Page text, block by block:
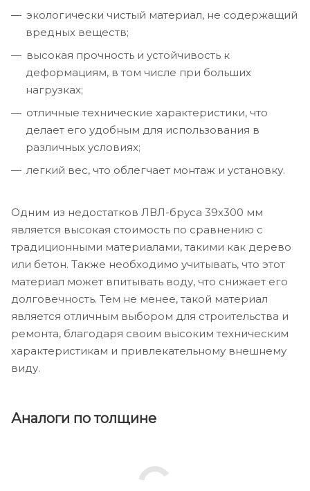
экологически чистый материал, не содержащий
вредных веществ;
высокая прочность и устойчивость к
деформациям, в том числе при больших
нагрузках;
отличные технические характеристики, что
делает его удобным для использования в
различных условиях;
легкий вес, что облегчает монтаж и установку.
Одним из недостатков ЛВЛ-бруса 39х300 мм
является высокая стоимость по сравнению с
традиционными материалами, такими как дерево
или бетон. Также необходимо учитывать, что этот
материал может впитывать воду, что снижает его
долговечность. Тем не менее, такой материал
является отличным выбором для строительства и
ремонта, благодаря своим высоким техническим
характеристикам и привлекательному внешнему
виду.
Аналоги по толщине